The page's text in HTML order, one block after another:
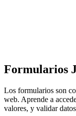
Formularios
Los formularios son
web. Aprende a
valores, y validar